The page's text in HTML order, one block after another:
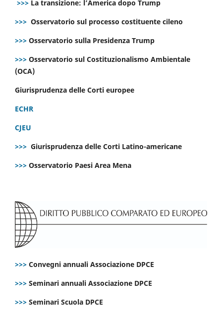
>>> La transizione: l’America dopo Trump
>>> Osservatorio sul processo costituente cileno
>>> Osservatorio sulla Presidenza Trump
>>> Osservatorio sul Costituzionalismo Ambientale
(OCA)
Giurisprudenza delle Corti europee
ECHR
CJEU
>>> Giurisprudenza delle Corti Latino-americane
>>> Osservatorio Paesi Area Mena
>>> Convegni annuali Associazione DPCE
>>> Seminari annuali Associazione DPCE
>>> Seminari Scuola DPCE